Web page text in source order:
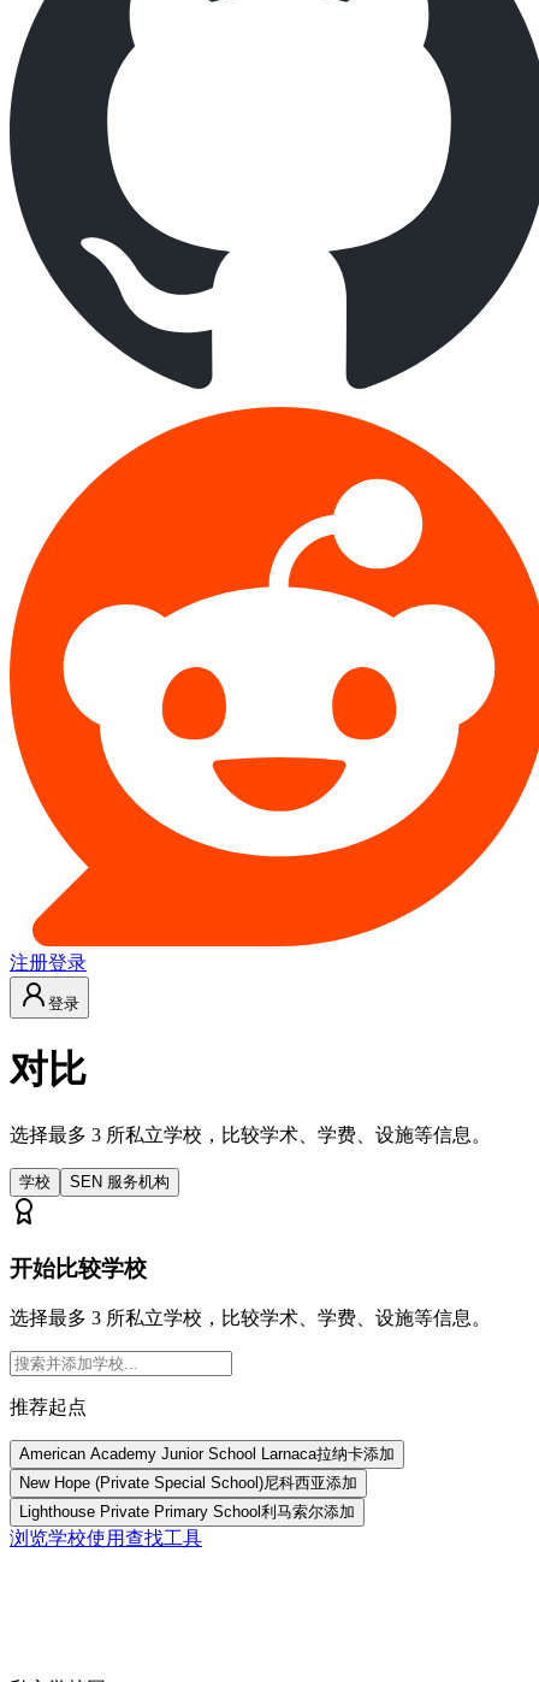
注册登录
登录
对比
选择最多 3 所私立学校，比较学术、学费、设施等信息。
学校 SEN 服务机构
开始比较学校
选择最多 3 所私立学校，比较学术、学费、设施等信息。
推荐起点
American Academy Junior School Larnaca拉纳卡添加
New Hope (Private Special School)尼科西亚添加
Lighthouse Private Primary School 利马索尔添加
浏览学校使用查找工具